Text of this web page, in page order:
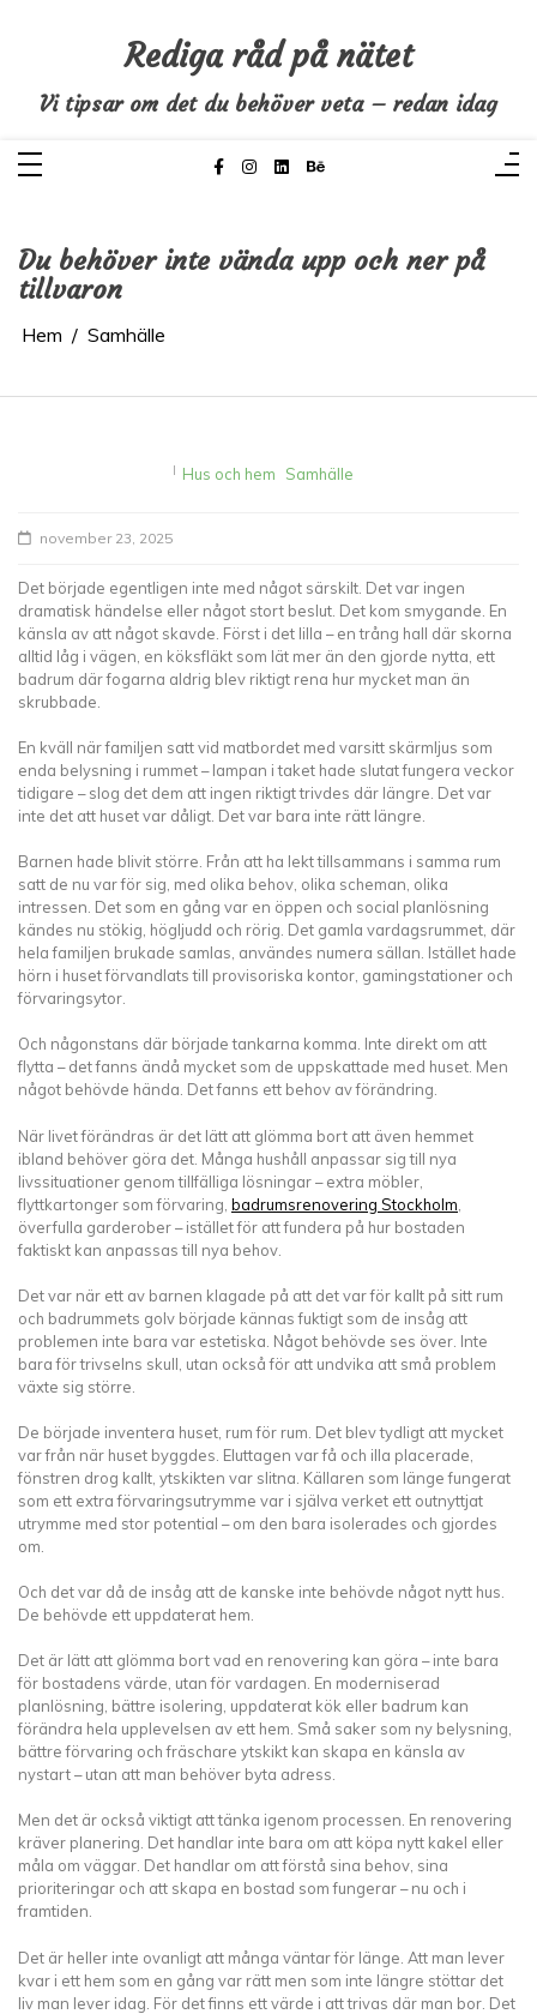
Rediga råd på nätet
Vi tipsar om det du behöver veta – redan idag
Du behöver inte vända upp och ner på
tillvaron
Hem Samhälle
I Hus och hem Samhälle
november 23, 2025
Det började egentligen inte med något särskilt. Det var ingen
dramatisk händelse eller något stort beslut. Det kom smygande. En
känsla av att något skavde. Först i det lilla – en trång hall där skorna
alltid låg i vägen, en köksfläkt som lät mer än den gjorde nytta, ett
badrum där fogarna aldrig blev riktigt rena hur mycket man än
skrubbade.
En kväll när familjen satt vid matbordet med varsitt skärmljus som
enda belysning i rummet – lampan i taket hade slutat fungera veckor
tidigare – slog det dem att ingen riktigt trivdes där längre. Det var
inte det att huset var dåligt. Det var bara inte rätt längre.
Barnen hade blivit större. Från att ha lekt tillsammans i samma rum
satt de nu var för sig, med olika behov, olika scheman, olika
intressen. Det som en gång var en öppen och social planlösning
kändes nu stökig, högljudd och rörig. Det gamla vardagsrummet, där
hela familjen brukade samlas, användes numera sällan. Istället hade
hörn i huset förvandlats till provisoriska kontor, gamingstationer och
förvaringsytor.
Och någonstans där började tankarna komma. Inte direkt om att
flytta – det fanns ändå mycket som de uppskattade med huset. Men
något behövde hända. Det fanns ett behov av förändring.
När livet förändras är det lätt att glömma bort att även hemmet
ibland behöver göra det. Många hushåll anpassar sig till nya
livssituationer genom tillfälliga lösningar – extra möbler,
flyttkartonger som förvaring, badrumsrenovering Stockholm
överfulla garderober – istället för att fundera på hur bostaden
faktiskt kan anpassas till nya behov.
Det var när ett av barnen klagade på att det var för kallt på sitt rum
och badrummets golv började kännas fuktigt som de insåg att
problemen inte bara var estetiska. Något behövde ses över. Inte
bara för trivselns skull, utan också för att undvika att små problem
växte sig större.
De började inventera huset, rum för rum. Det blev tydligt att mycket
var från när huset byggdes. Eluttagen var få och illa placerade,
fönstren drog kallt, ytskikten var slitna. Källaren som länge fungerat
som ett extra förvaringsutrymme var i själva verket ett outnyttjat
utrymme med stor potential – om den bara isolerades och gjordes
om.
Och det var då de insåg att de kanske inte behövde något nytt hus.
De behövde ett uppdaterat hem.
Det är lätt att glömma bort vad en renovering kan göra – inte bara
för bostadens värde, utan för vardagen. En moderniserad
planlösning, bättre isolering, uppdaterat kök eller badrum kan
förändra hela upplevelsen av ett hem. Små saker som ny belysning,
bättre förvaring och fräschare ytskikt kan skapa en känsla av
nystart – utan att man behöver byta adress.
Men det är också viktigt att tänka igenom processen. En renovering
kräver planering. Det handlar inte bara om att köpa nytt kakel eller
måla om väggar. Det handlar om att förstå sina behov, sina
prioriteringar och att skapa en bostad som fungerar – nu och i
framtiden.
Det är heller inte ovanligt att många väntar för länge. Att man lever
kvar i ett hem som en gång var rätt men som inte längre stöttar det
liv man lever idag. För det finns ett värde i att trivas där man bor. Det